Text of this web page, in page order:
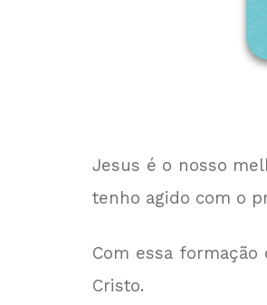
Jesus é o nosso
tenho agido com o
Com essa
Cristo.